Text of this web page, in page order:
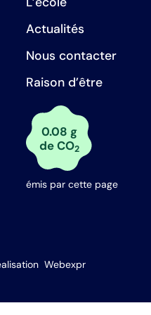
Actualités
Nous contacter
Raison d’être
0.08 g
de CO2
émis par cette page
Webexpr
de confidentialité,